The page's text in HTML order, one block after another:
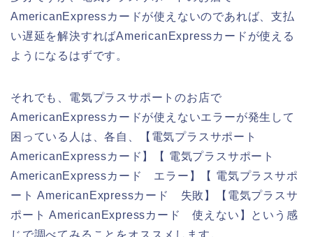
AmericanExpressカードが使えないのであれば、支払
い遅延を解決すればAmericanExpressカードが使える
ようになるはずです。
それでも、電気プラスサポートのお店で
AmericanExpressカードが使えないエラーが発生して
困っている人は、各自、【電気プラスサポート
AmericanExpressカード】【 電気プラスサポート
AmericanExpressカード エラー】【 電気プラスサポ
ート AmericanExpressカード 失敗】【電気プラスサ
ポート AmericanExpressカード 使えない】という感
じで調べてみることをオススメします。